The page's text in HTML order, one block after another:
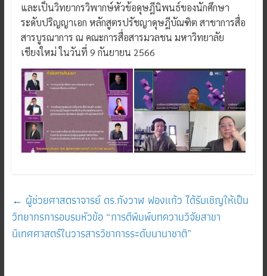
และเป็นวิทยากรวิพากษ์หัวข้อดุษฎีนิพนธ์ของนักศึกษา
ระดับปริญญาเอก หลักสูตรปรัชญาดุษฎีบัณฑิต สาขาการสื่อ
สารบูรณาการ ณ คณะการสื่อสารมวลชน มหาวิทยาลัย
เชียงใหม่ ในวันที่ 9 กันยายน 2566
← ผู้ช่วยศาสตราจารย์ ดร.กังวาฬ ฟองแก้ว ได้รับเชิญให้เป็น
วิทยากรการอบรมหัวข้อ “การตีพิมพ์บทความวิจัยสาขา
นิเทศศาสตร์ในวารสารวิชาการระดับนานาชาติ”